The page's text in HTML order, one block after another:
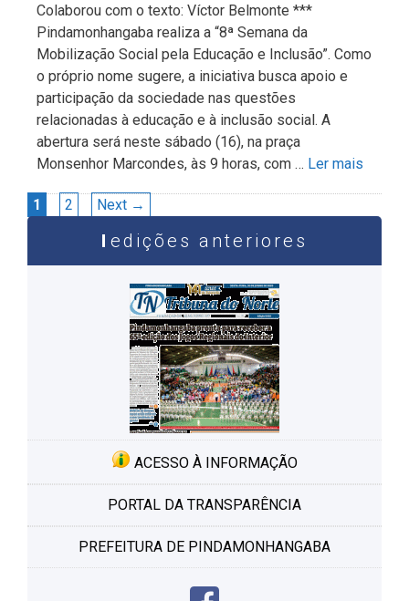
Colaborou com o texto: Víctor Belmonte ***
Pindamonhangaba realiza a “8ª Semana da
Mobilização Social pela Educação e Inclusão”. Como
o próprio nome sugere, a iniciativa busca apoio e
participação da sociedade nas questões
relacionadas à educação e à inclusão social. A
abertura será neste sábado (16), na praça
Monsenhor Marcondes, às 9 horas, com … Ler mais
Navegação
de
Page
1 Page
2 Next →
edições anteriores
ACESSO À INFORMAÇÃO
PORTAL DA TRANSPARÊNCIA
PREFEITURA DE PINDAMONHANGABA